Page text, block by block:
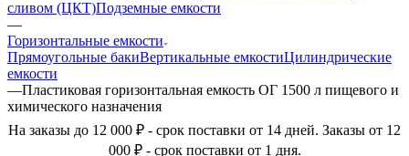
сливом (ЦКТ)Подземные емкости
—
Горизонтальные емкости
Прямоугольные бакиВертикальные емкостиЦилиндрические
емкости
—Пластиковая горизонтальная емкость ОГ 1500 л пищевого и
химического назначения
На заказы до 12 000 ₽ - срок поставки от 14 дней. Заказы от 12
000 ₽ - срок поставки от 1 дня.